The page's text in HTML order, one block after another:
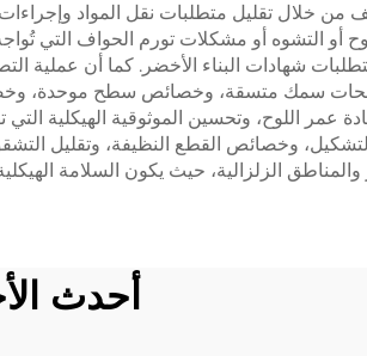
أو التشوه أو مشكلات تورم الحواف التي تُواجه
شهادات البناء الأخضر. كما أن عملية
سمك متسقة، وخصائص سطح موحدة،
عمر اللوح، وتحسين الموثوقية الهيكلية
والمناطق الزلزالية، حيث يكون السلامة
أحدث